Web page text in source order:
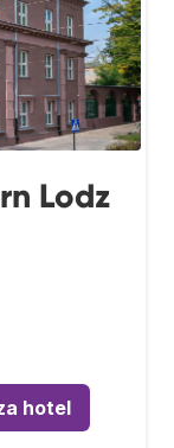
Lodz
hotel